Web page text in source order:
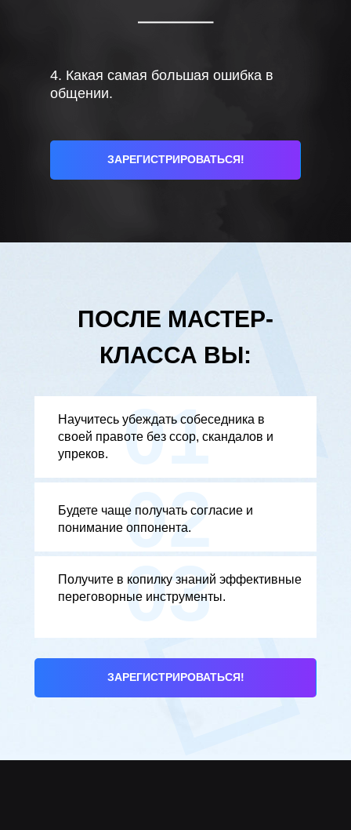
ЗАРЕГИСТРИРОВАТЬСЯ!
4. Какая самая большая ошибка в
общении.
ПОСЛЕ МАСТЕР-
КЛАССА ВЫ:
01
Научитесь убеждать собеседника в
своей правоте без ссор, скандалов и
упреков.
02
Будете чаще получать согласие и
понимание оппонента.
03
Получите в копилку знаний эффективные
переговорные инструменты.
ЗАРЕГИСТРИРОВАТЬСЯ!